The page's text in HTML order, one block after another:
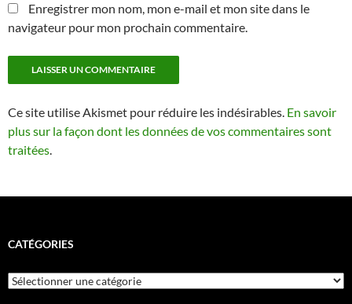
Enregistrer mon nom, mon e-mail et mon site dans le
navigateur pour mon prochain commentaire.
Ce site utilise Akismet pour réduire les indésirables. En savoir
plus sur la façon dont les données de vos commentaires sont
traitées.
CATÉGORIES
Catégories